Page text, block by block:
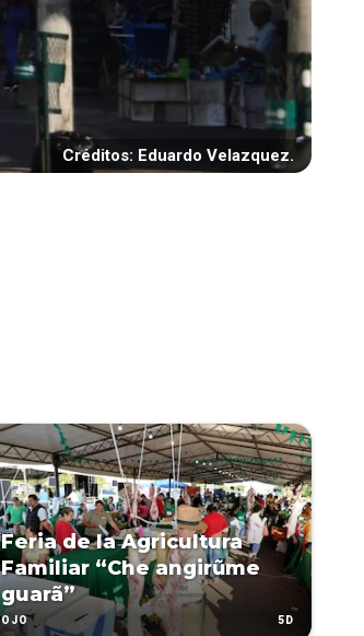
Créditos: Eduardo Velazquez.
Feria de la Agricultura
Familiar “Che angirũme
guarã”
OJO 5D